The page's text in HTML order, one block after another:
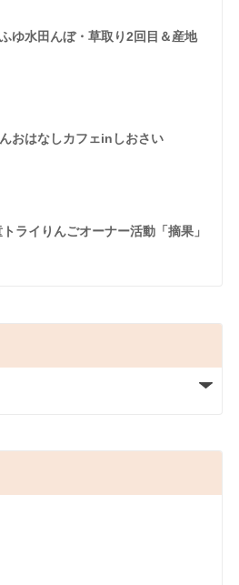
ゆ水田んぼ・草取り2回目＆産地
おはなしカフェinしおさい
ライりんごオーナー活動「摘果」